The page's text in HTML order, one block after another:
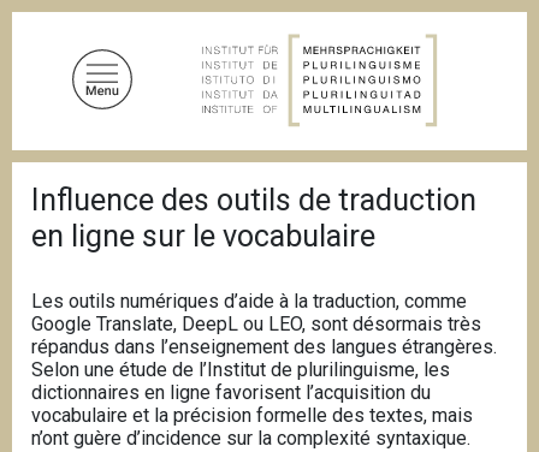
r
i
c
l
e
d
i
p
a
n
Influence des outils de traduction
en ligne sur le vocabulaire
Les outils numériques d’aide à la traduction, comme
Google Translate, DeepL ou LEO, sont désormais très
répandus dans l’enseignement des langues étrangères.
Selon une étude de l’Institut de plurilinguisme, les
dictionnaires en ligne favorisent l’acquisition du
vocabulaire et la précision formelle des textes, mais
n’ont guère d’incidence sur la complexité syntaxique.